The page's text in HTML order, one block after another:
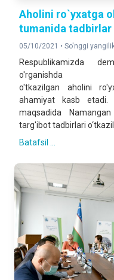
Aholini ro`yxatga
tumanida
05/10/2021 • So'nggi
Respublikamizda
o'rganishda
o'tkazilgan aholini
ahamiyat kasb etadi.
maqsadida
targ'ibot tadbirlari
Batafsil ...